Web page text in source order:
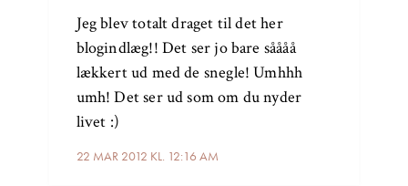
22 MAR 2012 KL. 12:16 AM
Jeg blev totalt draget til det her
blogindlæg!! Det ser jo bare såååå
lækkert ud med de snegle! Umhhh
umh! Det ser ud som om du nyder
livet :)